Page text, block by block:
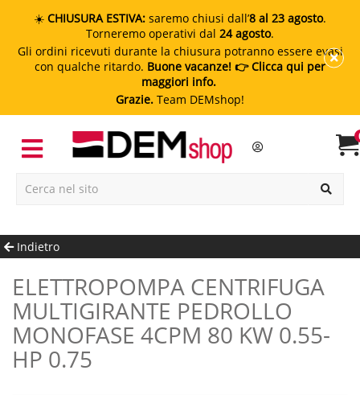
☀️ CHIUSURA ESTIVA: saremo chiusi dall’8 al 23 agosto.
Torneremo operativi dal 24 agosto.
Gli ordini ricevuti durante la chiusura potranno essere evasi
con qualche ritardo. Buone vacanze! 👉 Clicca qui per
maggiori info.
Grazie. Team DEMshop!
Indietro
ELETTROPOMPA CENTRIFUGA
MULTIGIRANTE PEDROLLO
MONOFASE 4CPM 80 KW 0.55-
HP 0.75